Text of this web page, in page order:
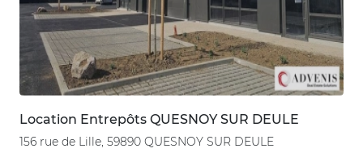
Location Entrepôts QUESNOY SUR DEULE
156 rue de Lille, 59890 QUESNOY SUR DEULE